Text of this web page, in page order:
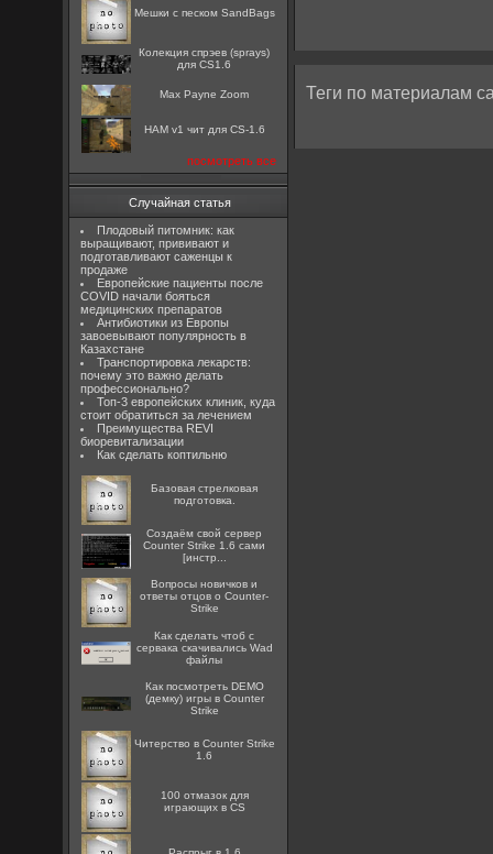
Мешки с песком SandBags
Колекция спрэев (sprays)
для CS1.6
Max Payne Zoom
HAM v1 чит для CS-1.6
посмотреть все
Случайная статья
Плодовый питомник: как
выращивают, прививают и
подготавливают саженцы к
продаже
Европейские пациенты после
COVID начали бояться
медицинских препаратов
Антибиотики из Европы
завоевывают популярность в
Казахстане
Транспортировка лекарств:
почему это важно делать
профессионально?
Топ-3 европейских клиник, куда
стоит обратиться за лечением
Преимущества REVI
биоревитализации
Как сделать коптильню
Базовая стрелковая
подготовка.
Создаём свой сервер
Counter Strike 1.6 сами
[инстр...
Вопросы новичков и
ответы отцов о Counter-
Strike
Как сделать чтоб с
сервака скачивались Wad
файлы
Как посмотреть DEMO
(демку) игры в Counter
Strike
Читерство в Counter Strike
1.6
100 отмазок для
играющих в CS
Теги по материалам